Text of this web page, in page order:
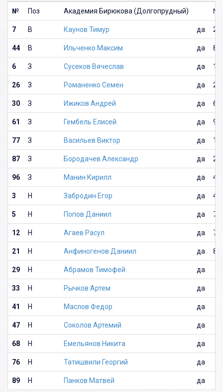
№ Поз Академия Бирюкова (Долгопрудный) №
7 В Каунов Тимур да 20
44 В Ильченко Максим да 8
6 З Сусеков Вячеслав да 10
26 З Романенко Семен да 25
30 З Ижиков Андрей да 68
61 З Гембель Елисей да 9
77 З Васильев Виктор да 19
87 З Бородачев Александр да 28
96 З Манин Кирилл да 45
3 Н Забродин Егор да 47
5 Н Попов Даниил да 71
12 Н Агаев Расул да 77
21 Н Анфиногенов Даниил да 87
29 Н Абрамов Тимофей да
33 Н Рычков Артем да
41 Н Маслов Федор да
47 Н Соколов Артемий да
68 Н Емельянов Никита да
76 Н Татишвили Георгий да
89 Н Панков Матвей да